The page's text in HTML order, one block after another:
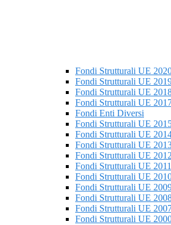
Fondi Strutturali UE
Fondi Strutturali UE
Fondi Strutturali UE
Fondi Strutturali UE
Fondi Enti Diversi
Fondi Strutturali UE
Fondi Strutturali UE
Fondi Strutturali UE
Fondi Strutturali UE
Fondi Strutturali UE
Fondi Strutturali UE
Fondi Strutturali UE
Fondi Strutturali UE
Fondi Strutturali UE
Fondi Strutturali UE